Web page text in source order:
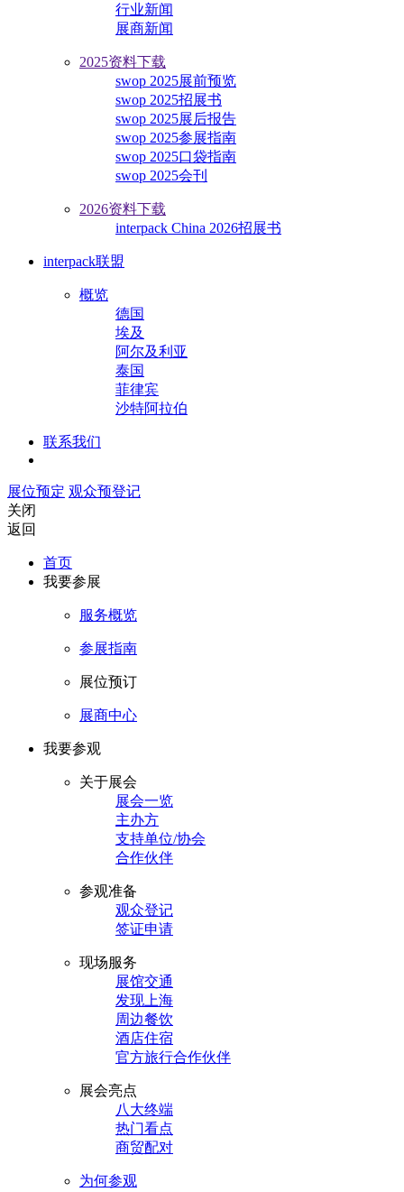
行业新闻
展商新闻
2025资料下载
swop 2025展前预览
swop 2025招展书
swop 2025展后报告
swop 2025参展指南
swop 2025口袋指南
swop 2025会刊
2026资料下载
interpack China 2026招展书
interpack联盟
概览
德国
埃及
阿尔及利亚
泰国
菲律宾
沙特阿拉伯
联系我们
展位预定 观众预登记
关闭
返回
首页
我要参展
服务概览
参展指南
展位预订
展商中心
我要参观
关于展会
展会一览
主办方
支持单位/协会
合作伙伴
参观准备
观众登记
签证申请
现场服务
展馆交通
发现上海
周边餐饮
酒店住宿
官方旅行合作伙伴
展会亮点
八大终端
热门看点
商贸配对
为何参观